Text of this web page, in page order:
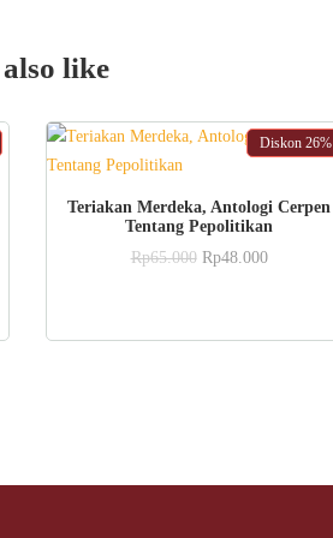
like
Diskon 26%
ADD TO CART
Teriakan Merdeka, Antologi Cerpen
Tentang Pepolitikan
Rp65.000 Original
Rp48.000Current